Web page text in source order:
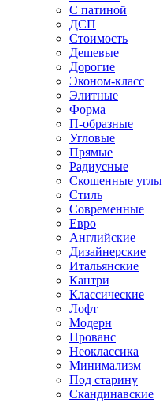
С патиной
ДСП
Стоимость
Дешевые
Дорогие
Эконом-класс
Элитные
Форма
П-образные
Угловые
Прямые
Радиусные
Скошенные углы
Стиль
Современные
Евро
Английские
Дизайнерские
Итальянские
Кантри
Классические
Лофт
Модерн
Прованс
Неоклассика
Минимализм
Под старину
Скандинавские